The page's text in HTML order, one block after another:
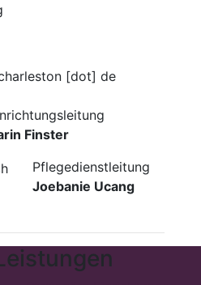
[dot] de
Finster
Pflegedienstleitung
Joebanie Ucang